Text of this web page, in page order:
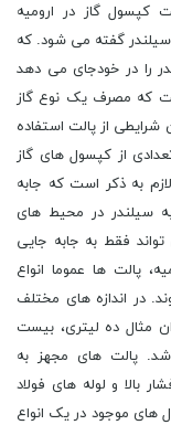
کپسول گاز در ارومیه
گفته می شود. که
را در خودجای می دهد
که مصرف یک نوع گاز
شرایطی از پالت استفاده
از کپسول های گاز
به ذکر است که جابه
سیلندر در محیط های
فقط به جابه جایی
پالت ها عموما انواع
در اندازه های مختلف
مثال ده لیتری، بیست
پالت های مجهز به
بالا و لوله های فولاد
موجود در یک انواع